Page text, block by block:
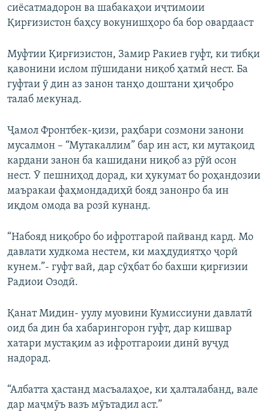
сиёсатмадорон ва шабакаҳои иҷтимоии
Қирғизистон баҳсу вокунишҳоро ба бор овардааст
Муфтии Қирғизистон, Замир Ракиев гуфт, ки тибқи
қавонини ислом пӯшидани ниқоб ҳатмӣ нест. Ба
гуфтаи ӯ дин аз занон танҳо доштани ҳиҷобро
талаб мекунад.
Ҷамол Фронтбек-қизи, раҳбари созмони занони
мусалмон – “Мутакаллим” бар ин аст, ки мутақоид
кардани занон ба кашидани ниқоб аз рӯй осон
нест. Ӯ пешниҳод дорад, ки ҳукумат бо роҳандозии
маъракаи фаҳмондадиҳӣ бояд занонро ба ин
иқдом омода ва розӣ кунанд.
“Набояд ниқобро бо ифротгароӣ пайванд кард. Мо
давлати худкома нестем, ки маҳдудиятҳо ҷорӣ
кунем.”- гуфт вай, дар сӯҳбат бо бахши қирғизии
Радиои Озодӣ.
Қанат Мидин- уулу муовини Кумиссиуни давлатӣ
оид ба дин ба хабарингорон гуфт, дар кишвар
хатари мустақим аз ифротгароии динӣ вуҷуд
надорад.
“Албатта ҳастанд масъалаҳое, ки ҳалталабанд, вале
дар маҷмӯъ вазъ мӯътадил аст.”